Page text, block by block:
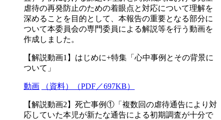
虐待の再発防止のための着眼点と対応について理解を
深めることを目的として、本報告の重要となる部分に
ついて本委員会の専門委員による解説等を行う動画を
作成しました。
【解説動画1】はじめに+特集「心中事例とその背景に
ついて」
動画 （資料）（PDF／697KB）
【解説動画2】死亡事例①「複数回の虐待通告により対
応していた本児が新たな通告による初期調査が十分で